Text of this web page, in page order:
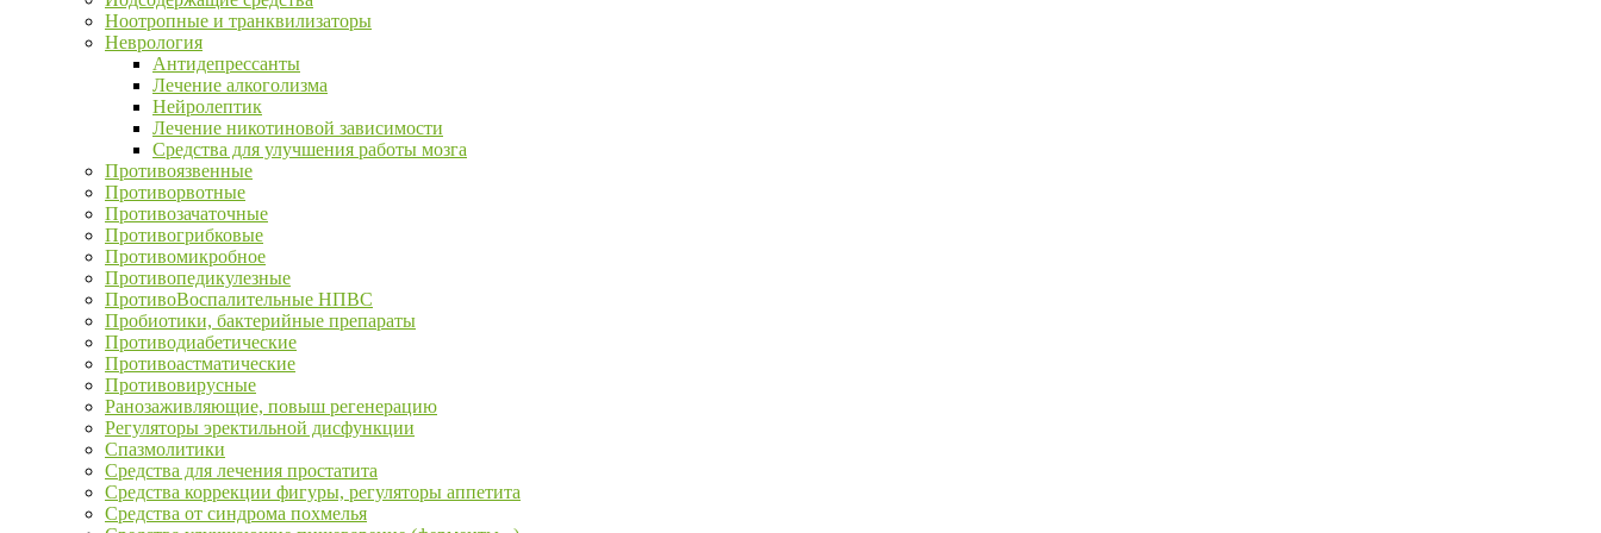
Ноотропные и транквилизаторы
Неврология
Антидепрессанты
Лечение алкоголизма
Нейролептик
Лечение никотиновой зависимости
Средства для улучшения работы мозга
Противоязвенные
Противорвотные
Противозачаточные
Противогрибковые
Противомикробное
Противопедикулезные
ПротивоВоспалительные НПВС
Пробиотики, бактерийные препараты
Противодиабетические
Противоастматические
Противовирусные
Ранозаживляющие, повыш регенерацию
Регуляторы эректильной дисфункции
Спазмолитики
Средства для лечения простатита
Средства коррекции фигуры, регуляторы аппетита
Средства от синдрома похмелья